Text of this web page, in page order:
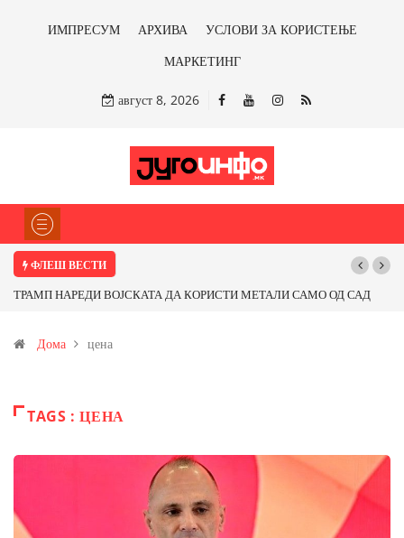
ИМПРЕСУМ АРХИВА
УСЛОВИ ЗА КОРИСТЕЊЕ
МАРКЕТИНГ
август 8, 2026
ФЛЕШ ВЕСТИ
ВОЈСКАТА ДА КОРИСТИ МЕТАЛИ САМО ОД САД
со антимонот?
Почнува
Дома цена
TAGS : ЦЕНА